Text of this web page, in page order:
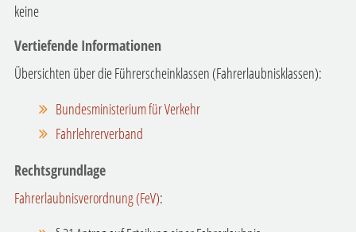
keine
Vertiefende Informationen
Übersichten über die Führerscheinklassen (Fahrerlaubnisklassen):
Bundesministerium für Verkehr
Fahrlehrerverband
Rechtsgrundlage
Fahrerlaubnisverordnung (FeV):